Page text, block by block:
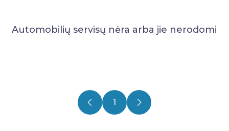
Automobilių servisų nėra arba jie nerodomi
1